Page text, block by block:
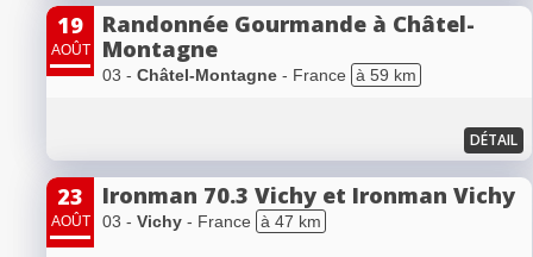
19
AOÛT
Randonnée Gourmande à Châtel-
Montagne
03 - Châtel-Montagne - France à 59 km
DÉTAIL
23
AOÛT
Ironman 70.3 Vichy et Ironman Vichy
03 - Vichy - France à 47 km